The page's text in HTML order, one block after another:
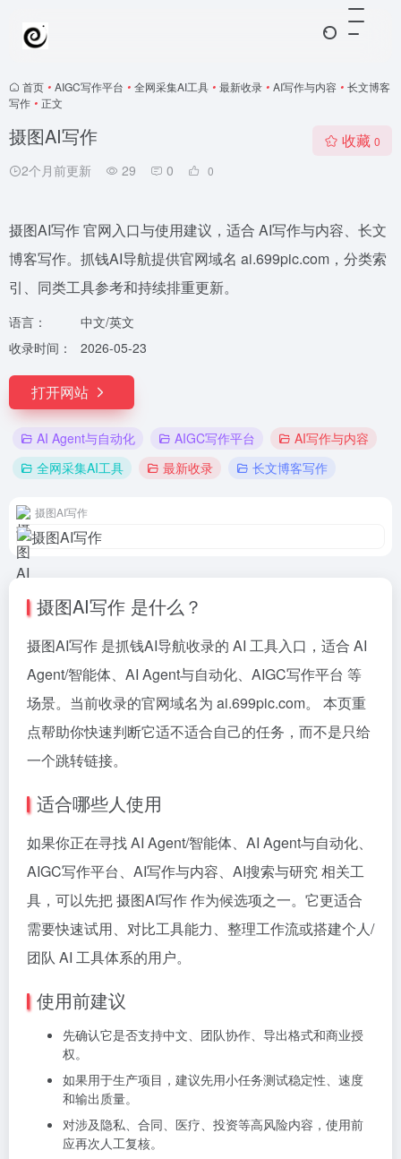
首页 • AIGC写作平台 • 全网采集AI工具 • 最新收录 • AI写作与内容 • 长文博客
写作 • 正文
摄图AI写作
2个月前更新 29 0 0
收藏 0
摄图AI写作 官网入口与使用建议，适合 AI写作与内容、长文
博客写作。抓钱AI导航提供官网域名 ai.699pic.com，分类索
引、同类工具参考和持续排重更新。
语言：
中文/英文
收录时间：
2026-05-23
打开网站
AI Agent与自动化 AIGC写作平台
AI写作与内容
全网采集AI工具
最新收录 长文博客写作
摄图AI写作
摄图AI写作 是什么？
摄图AI写作 是抓钱AI导航收录的 AI 工具入口，适合 AI
Agent/智能体、AI Agent与自动化、AIGC写作平台 等
场景。当前收录的官网域名为 ai.699pic.com。 本页重
点帮助你快速判断它适不适合自己的任务，而不是只给
一个跳转链接。
适合哪些人使用
如果你正在寻找 AI Agent/智能体、AI Agent与自动化、
AIGC写作平台、AI写作与内容、AI搜索与研究 相关工
具，可以先把 摄图AI写作 作为候选项之一。它更适合
需要快速试用、对比工具能力、整理工作流或搭建个人/
团队 AI 工具体系的用户。
使用前建议
先确认它是否支持中文、团队协作、导出格式和商业授
权。
如果用于生产项目，建议先用小任务测试稳定性、速度
和输出质量。
对涉及隐私、合同、医疗、投资等高风险内容，使用前
应再次人工复核。